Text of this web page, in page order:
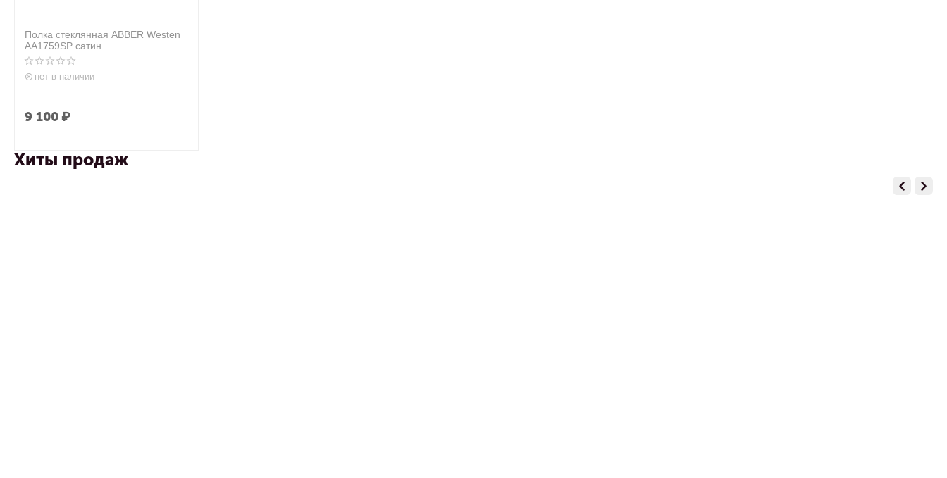
Полка стеклянная ABBER Westen
AA1759SP сатин
нет в наличии
9 100₽
Хиты продаж